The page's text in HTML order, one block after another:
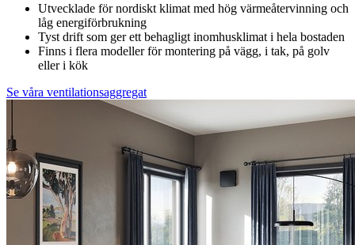
Utvecklade för nordiskt klimat med hög värmeåtervinning och
låg energiförbrukning
Tyst drift som ger ett behagligt inomhusklimat i hela bostaden
Finns i flera modeller för montering på vägg, i tak, på golv
eller i kök
Se våra ventilationsaggregat